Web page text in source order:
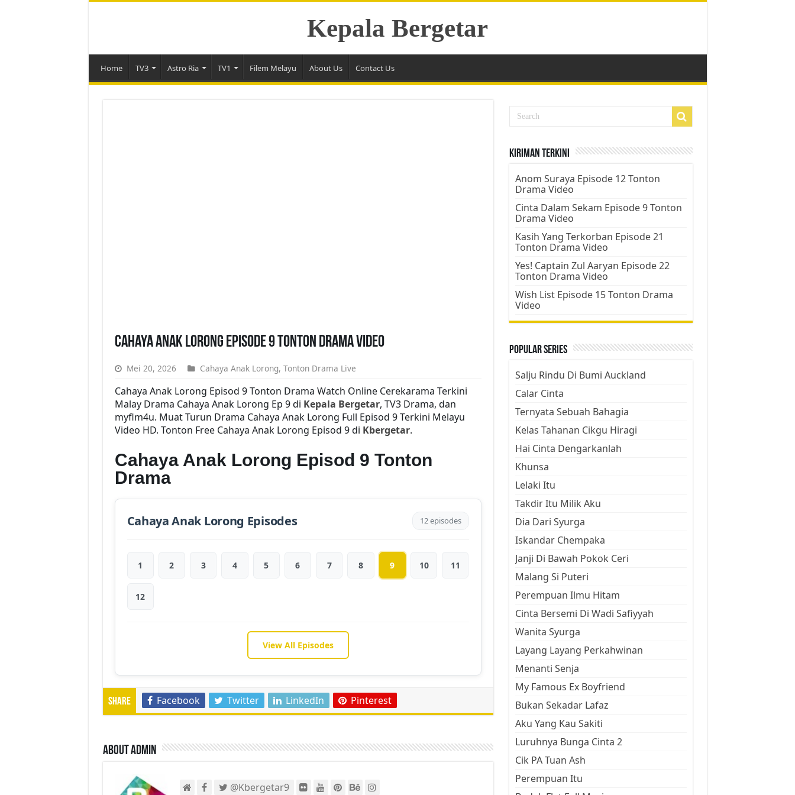
Kepala Bergetar
Home TV3 Astro Ria TV1 Filem Melayu About Us Contact Us
Cahaya Anak Lorong Episode 9 Tonton Drama Video
Mei 20, 2026 Cahaya Anak Lorong, Tonton Drama Live
Cahaya Anak Lorong Episod 9 Tonton Drama Watch Online Cerekarama Terkini
Malay Drama Cahaya Anak Lorong Ep 9 di Kepala Bergetar, TV3 Drama, dan
myflm4u. Muat Turun Drama Cahaya Anak Lorong Full Episod 9 Terkini Melayu
Video HD. Tonton Free Cahaya Anak Lorong Episod 9 di Kbergetar.
Cahaya Anak Lorong Episod 9 Tonton
Drama
Cahaya Anak Lorong Episodes 12 episodes
1 2 3 4 5 6 7 8 9 10 11
12
View All Episodes
Share Facebook Twitter LinkedIn Pinterest
About admin
@Kbergetar9
Kiriman Terkini
Anom Suraya Episode 12 Tonton
Drama Video
Cinta Dalam Sekam Episode 9 Tonton
Drama Video
Kasih Yang Terkorban Episode 21
Tonton Drama Video
Yes! Captain Zul Aaryan Episode 22
Tonton Drama Video
Wish List Episode 15 Tonton Drama
Video
Popular Series
Salju Rindu Di Bumi Auckland
Calar Cinta
Ternyata Sebuah Bahagia
Kelas Tahanan Cikgu Hiragi
Hai Cinta Dengarkanlah
Khunsa
Lelaki Itu
Takdir Itu Milik Aku
Dia Dari Syurga
Iskandar Chempaka
Janji Di Bawah Pokok Ceri
Malang Si Puteri
Perempuan Ilmu Hitam
Cinta Bersemi Di Wadi Safiyyah
Wanita Syurga
Layang Layang Perkahwinan
Menanti Senja
My Famous Ex Boyfriend
Bukan Sekadar Lafaz
Aku Yang Kau Sakiti
Luruhnya Bunga Cinta 2
Cik PA Tuan Ash
Perempuan Itu